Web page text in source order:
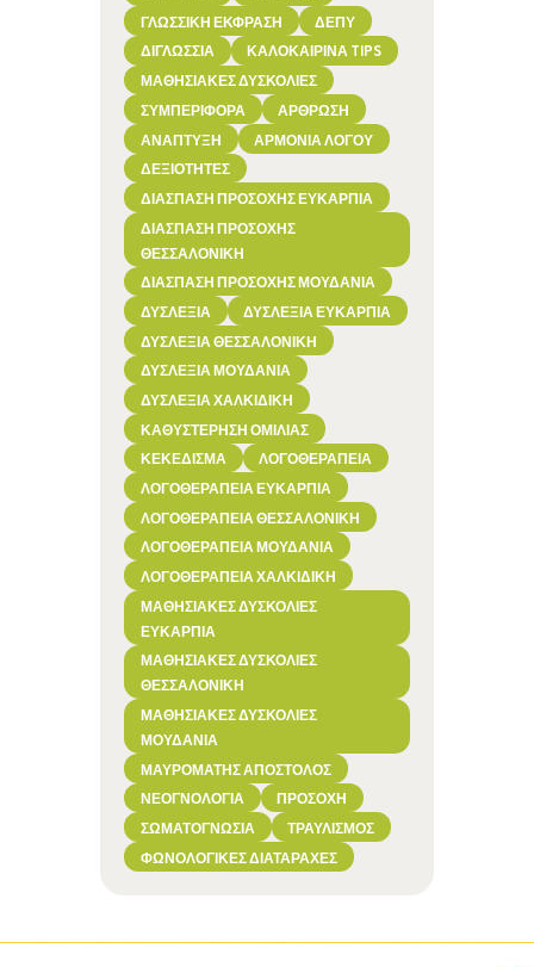
ΓΛΩΣΣΙΚΉ ΈΚΦΡΑΣΗ
ΔΕΠΥ
ΔΙΓΛΩΣΣΊΑ
ΚΑΛΟΚΑΙΡΙΝΆ TIPS
ΜΑΘΗΣΙΑΚΈΣ ΔΥΣΚΟΛΊΕΣ
ΣΥΜΠΕΡΙΦΟΡΆ
ΆΡΘΡΩΣΗ
ΑΝΆΠΤΥΞΗ
ΑΡΜΟΝΊΑ ΛΌΓΟΥ
ΔΕΞΙΌΤΗΤΕΣ
ΔΙΆΣΠΑΣΗ ΠΡΟΣΟΧΉΣ ΕΥΚΑΡΠΊΑ
ΔΙΆΣΠΑΣΗ ΠΡΟΣΟΧΉΣ
ΘΕΣΣΑΛΟΝΊΚΗ
ΔΙΆΣΠΑΣΗ ΠΡΟΣΟΧΉΣ ΜΟΥΔΑΝΙΆ
ΔΥΣΛΕΞΊΑ
ΔΥΣΛΕΞΊΑ ΕΥΚΑΡΠΊΑ
ΔΥΣΛΕΞΊΑ ΘΕΣΣΑΛΟΝΊΚΗ
ΔΥΣΛΕΞΊΑ ΜΟΥΔΑΝΙΆ
ΔΥΣΛΕΞΊΑ ΧΑΛΚΙΔΙΚΉ
ΚΑΘΥΣΤΈΡΗΣΗ ΟΜΙΛΊΑΣ
ΚΕΚΕΔΙΣΜΑ
ΛΟΓΟΘΕΡΑΠΕΊΑ
ΛΟΓΟΘΕΡΑΠΕΊΑ ΕΥΚΑΡΠΊΑ
ΛΟΓΟΘΕΡΑΠΕΊΑ ΘΕΣΣΑΛΟΝΊΚΗ
ΛΟΓΟΘΕΡΑΠΕΊΑ ΜΟΥΔΑΝΙΆ
ΛΟΓΟΘΕΡΑΠΕΊΑ ΧΑΛΚΙΔΙΚΉ
ΜΑΘΗΣΙΑΚΈΣ ΔΥΣΚΟΛΊΕΣ
ΕΥΚΑΡΠΊΑ
ΜΑΘΗΣΙΑΚΈΣ ΔΥΣΚΟΛΊΕΣ
ΘΕΣΣΑΛΟΝΊΚΗ
ΜΑΘΗΣΙΑΚΈΣ ΔΥΣΚΟΛΊΕΣ
ΜΟΥΔΑΝΙΆ
ΜΑΥΡΟΜΆΤΗΣ ΑΠΌΣΤΟΛΟΣ
ΝΕΟΓΝΟΛΟΓΊΑ
ΠΡΟΣΟΧΉ
ΣΩΜΑΤΟΓΝΩΣΊΑ
ΤΡΑΥΛΙΣΜΌΣ
ΦΩΝΟΛΟΓΙΚΈΣ ΔΙΑΤΑΡΑΧΈΣ